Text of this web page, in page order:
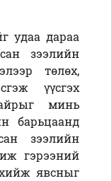
удаа дараа
зээлийн
төлөх,
үүсгэх
минь
барьцаанд
зээлийн
гэрээний
явсныг